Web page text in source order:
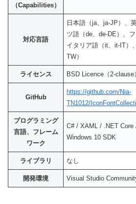
（Capabilities）
対応言語
日本語（ja、ja-JP）、
ツ語（de、de-DE）、
イタリア語（it、it-IT）
TW）
ライセンス BSD Licence（2-clause
GitHub
https://github.com/Nia-
TN1012/
プログラミング
言語、フレーム
ワーク
C# / XAML / .NET
Windows 10 SDK
ライブラリ なし
開発環境 Visual Studio